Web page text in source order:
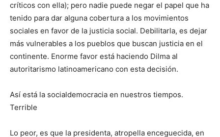
críticos con ella); pero nadie puede negar el papel que ha
tenido para dar alguna cobertura a los movimientos
sociales en favor de la justicia social. Debilitarla, es dejar
más vulnerables a los pueblos que buscan justicia en el
continente. Enorme favor está haciendo Dilma al
autoritarismo latinoamericano con esta decisión.
Así está la socialdemocracia en nuestros tiempos.
Terrible
Lo peor, es que la presidenta, atropella enceguecida, en